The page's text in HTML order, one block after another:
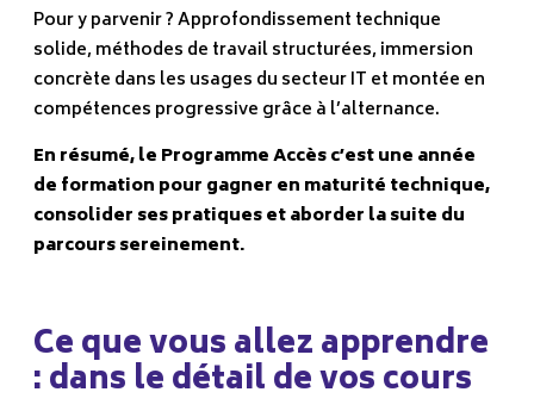
Pour y parvenir ? Approfondissement technique
solide, méthodes de travail structurées, immersion
concrète dans les usages du secteur IT et montée en
compétences progressive grâce à l’alternance.
En résumé, le Programme Accès c’est une année
de formation pour gagner en maturité technique,
consolider ses pratiques et aborder la suite du
parcours sereinement.
Ce que vous allez apprendre
: dans le détail de vos cours